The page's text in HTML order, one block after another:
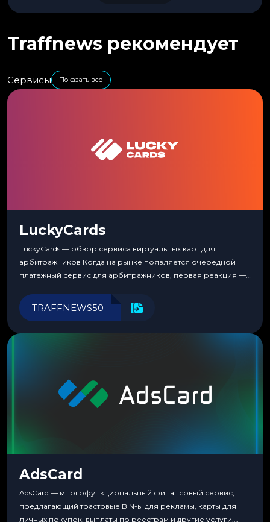
Traffnews рекомендует
Сервисы Показать все
LuckyCards
LuckyCards — обзор сервиса виртуальных карт для
арбитражников Когда на рынке появляется очередной
платежный сервис для арбитражников, первая реакция —
перестаешь воспринимать всерьез любой новый продукт,
пока тот не докажет обратное делом. LuckyCards — история
TRAFFNEWS50
AdsCard
AdsCard — многофункциональный финансовый сервис,
предлагающий трастовые BIN-ы для рекламы, карты для
личных покупок, выплаты по реестрам и другие услуги.